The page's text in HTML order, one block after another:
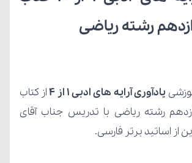
رشته ریاضی
یادآوری آرایه های ادبی ۱ از 4
از کتاب
از اساتید برتر فارسی.